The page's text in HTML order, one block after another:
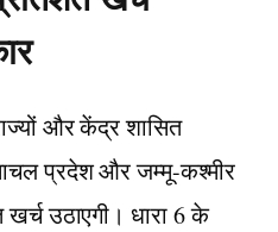
राज्यों और केंद्र शासित
प्रदेश और जम्मू-कश्मीर
उठाएगी। धारा 6 के